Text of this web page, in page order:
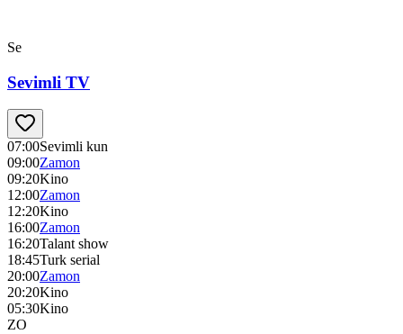
Se
Sevimli TV
07:00Sevimli kun
09:00Zamon
09:20Kino
12:00Zamon
12:20Kino
16:00Zamon
16:20Talant show
18:45Turk serial
20:00Zamon
20:20Kino
05:30Kino
ZO